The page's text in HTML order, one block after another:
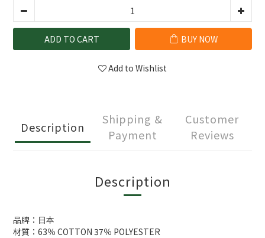
ADD TO CART BUY NOW
Add to Wishlist
Description
Shipping &
Payment
Customer
Reviews
Description
品牌：日本
材質：63％ COTTON 37％ POLYESTER